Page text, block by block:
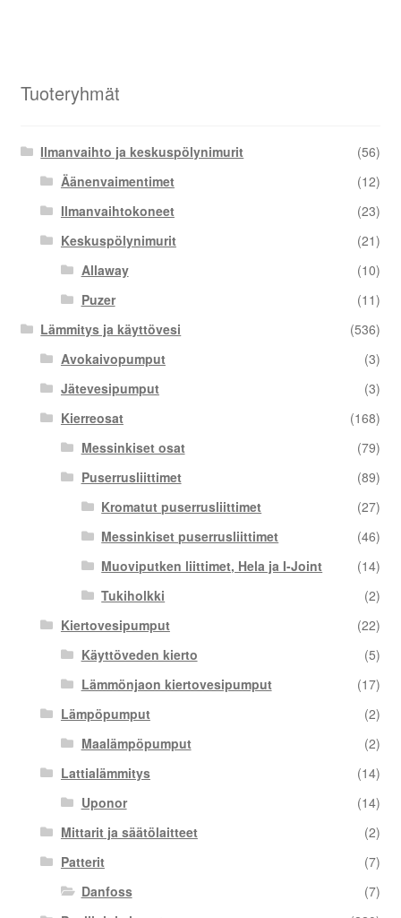
Tuoteryhmät
Ilmanvaihto ja keskuspölynimurit
(56)
Äänenvaimentimet
(12)
Ilmanvaihtokoneet
(23)
Keskuspölynimurit
(21)
Allaway
(10)
Puzer
(11)
Lämmitys ja käyttövesi
(536)
Avokaivopumput
(3)
Jätevesipumput
(3)
Kierreosat
(168)
Messinkiset osat
(79)
Puserrusliittimet
(89)
Kromatut puserrusliittimet
(27)
Messinkiset puserrusliittimet
(46)
Muoviputken liittimet, Hela ja I-Joint
(14)
Tukiholkki
(2)
Kiertovesipumput
(22)
Käyttöveden kierto
(5)
Lämmönjaon kiertovesipumput
(17)
Lämpöpumput
(2)
Maalämpöpumput
(2)
Lattialämmitys
(14)
Uponor
(14)
Mittarit ja säätölaitteet
(2)
Patterit
(7)
Danfoss
(7)